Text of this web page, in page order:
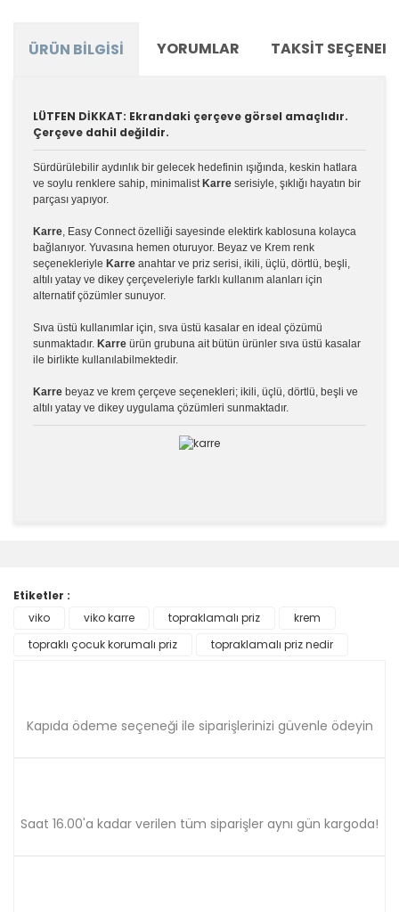
ÜRÜN BILGISI YORUMLAR TAKSIT
LÜTFEN DİKKAT: Ekrandaki çerçeve görsel amaçlıdır.
Çerçeve dahil değildir.
Sürdürülebilir aydınlık bir gelecek hedefinin ışığında, keskin hatlara
ve soylu renklere sahip, minimalist Karre serisiyle, şıklığı hayatın bir
parçası yapıyor.
Karre, Easy Connect özelliği sayesinde elektirk kablosuna kolayca
bağlanıyor. Yuvasına hemen oturuyor. Beyaz ve Krem renk
seçenekleriyle Karre anahtar ve priz serisi, ikili, üçlü, dörtlü, beşli,
altılı yatay ve dikey çerçeveleriyle farklı kullanım alanları için
alternatif çözümler sunuyor.
Sıva üstü kullanımlar için, sıva üstü kasalar en ideal çözümü
sunmaktadır. Karre ürün grubuna ait bütün ürünler sıva üstü kasalar
ile birlikte kullanılabilmektedir.
Karre beyaz ve krem çerçeve seçenekleri; ikili, üçlü, dörtlü, beşli ve
altılı yatay ve dikey uygulama çözümleri sunmaktadır.
Ürün resmi kalitesiz, bozuk veya görüntülenemiyor.
Ürün açıklamasında eksik bilgiler bulunuyor.
Bu ürüne benzer farklı alternatifler olmalı.
Gönder
Etiketler :
viko
viko karre topraklamalı priz
krem
topraklı çocuk korumalı priz
topraklamalı priz nedir
Kapıda ödeme seçeneği ile siparişlerinizi güvenle ödeyin
Saat 16.00'a kadar verilen tüm siparişler aynı gün kargoda!